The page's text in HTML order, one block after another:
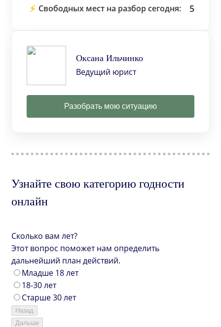
⚡ Свободных мест на разбор сегодня: 5
Оксана Ильчинко
Ведущий юрист
Разобрать мою ситуацию
Узнайте свою категорию годности
онлайн
Сколько вам лет?
Этот вопрос поможет нам определить
дальнейший план действий.
Младше 18 лет
18-30 лет
Старше 30 лет
Назад
Дальше